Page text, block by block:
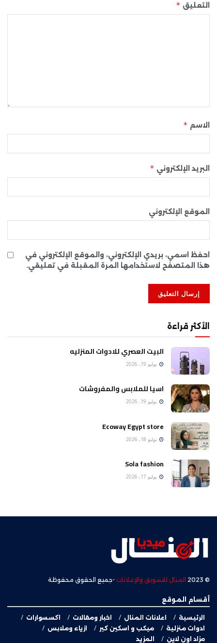
التعليق *
الاسم *
البريد الإلكتروني *
الموقع الإلكتروني
احفظ اسمي، بريدي الإلكتروني، والموقع الإلكتروني في
هذا المتصفح لاستخدامها المرة المقبلة في تعليقي.
الأكثر قراءة
البيت العصري للادوات المنزليه
يوليو 19, 2026
اسيا للملابس والمفروشات
يوليو 19, 2026
Ecoway Egypt store
يوليو 18, 2026
Sola fashion
يوليو 17, 2026
© 2023 المنال للتسويق والإعلانات -جميع الحقوق محفوظة
أقسام الموقع
الرئيسية اعلانات المنال اخبار ومقالات
اكسسوارات
ادوات منزلية
ميكب و اسكين كير
ازياء وملابس
مزاد اون لاين
المزيد